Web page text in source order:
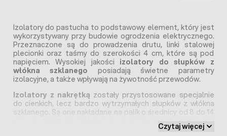
Izolatory do pastucha to podstawowy element, który jest
wykorzystywany przy budowie ogrodzenia elektrycznego.
Przeznaczone są do prowadzenia drutu, linki stalowej
plecionki oraz taśmy do szerokości 4 cm, które są pod
napięciem. Wysokiej jakości izolatory do słupków z
włókna szklanego posiadają świetne parametry
izolacyjne, a także wpływają na żywotność przewodów.
Izolatory z nakrętką zostały przystosowane specjalnie
do cienkich, lecz bardzo wytrzymałych słupków z włókna
szklanego. Są one nakładane na palik o średnicy od 8 do 14
mm, a następnie blokowane na odpowiedniej wysokości
dzięki dołączonej do zestawu nakrętce. Uniwersalność
Czytaj więcej